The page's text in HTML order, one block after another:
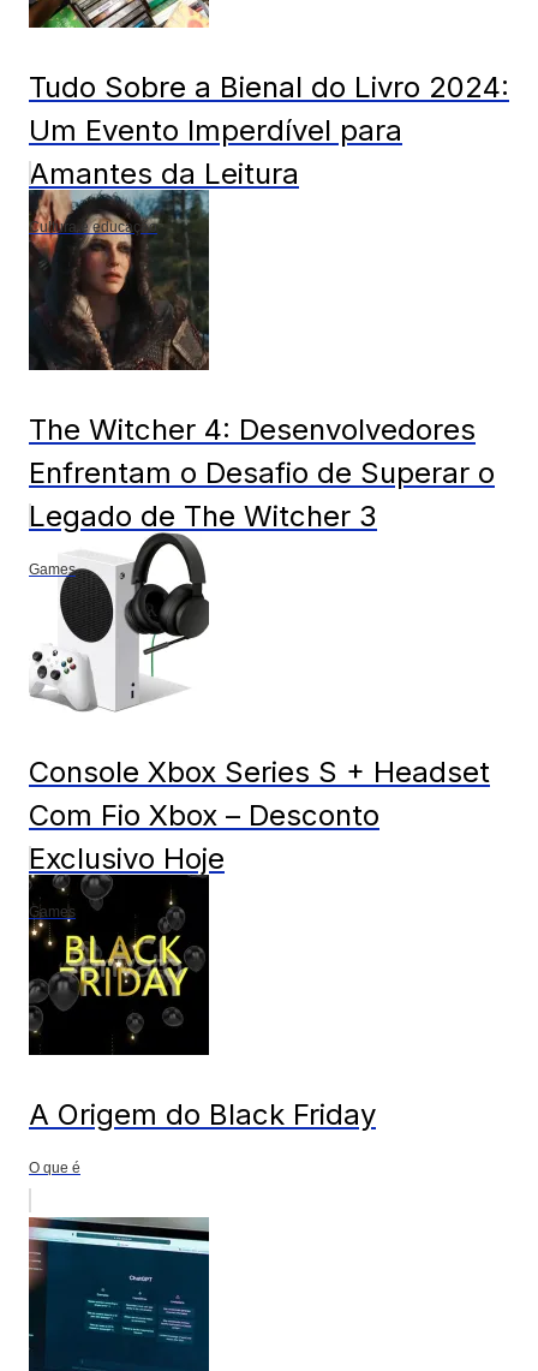
Tudo Sobre a Bienal do Livro 2024:
Um Evento Imperdível para
Amantes da Leitura
Cultura e educação
The Witcher 4: Desenvolvedores
Enfrentam o Desafio de Superar o
Legado de The Witcher 3
Games
Console Xbox Series S + Headset
Com Fio Xbox – Desconto
Exclusivo Hoje
Games
A Origem do Black Friday
O que é